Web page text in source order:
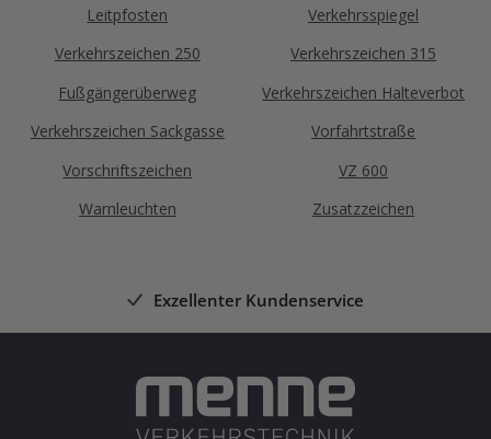
Leitpfosten
Verkehrsspiegel
Verkehrszeichen 250
Verkehrszeichen 315
Fußgängerüberweg
Verkehrszeichen Halteverbot
Verkehrszeichen Sackgasse
Vorfahrtstraße
Vorschriftszeichen
VZ 600
Warnleuchten
Zusatzzeichen
Exzellenter Kundenservice